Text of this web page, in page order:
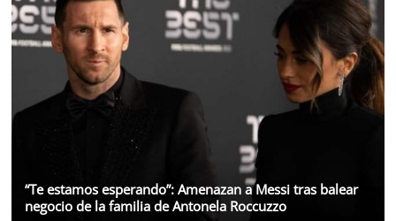
“Te estamos esperando”: Amenazan a Messi tras balear
negocio de la familia de Antonela Roccuzzo